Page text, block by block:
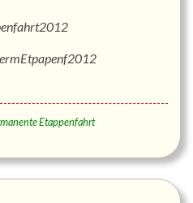
Etappenfahrt